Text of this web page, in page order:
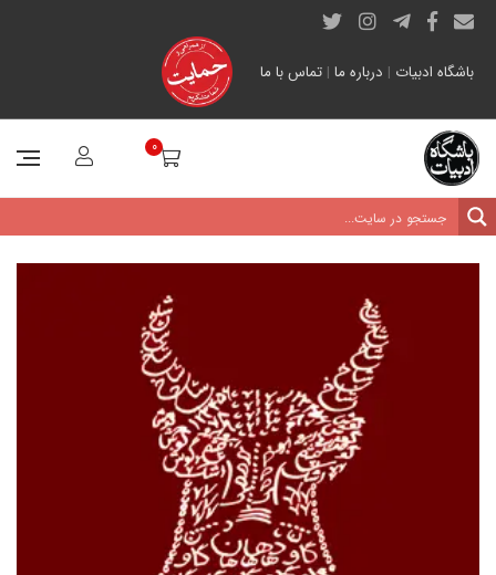
باشگاه ادبیات | درباره ما | تماس با ما
0